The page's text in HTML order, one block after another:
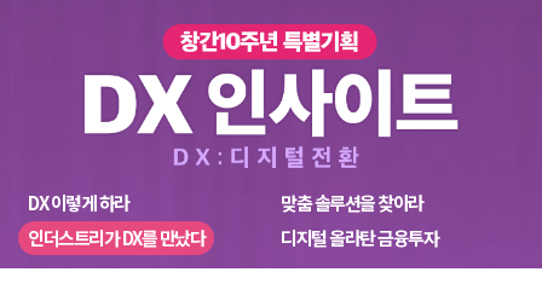
DX 이렇게 하라
맞춤 솔루션을 찾아라
인더스트리가 DX를 만났다
디지털 올라탄 금융투자